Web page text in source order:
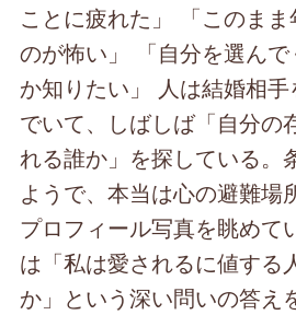
ことに疲れた」 「このまま
のが怖い」 「自分を選ん
か知りたい」 人は結婚相手
でいて、しばしば「自分の
れる誰か」を探している。
ようで、本当は心の避難場
プロフィール写真を眺めて
は「私は愛されるに値する
か」という深い問いの答え